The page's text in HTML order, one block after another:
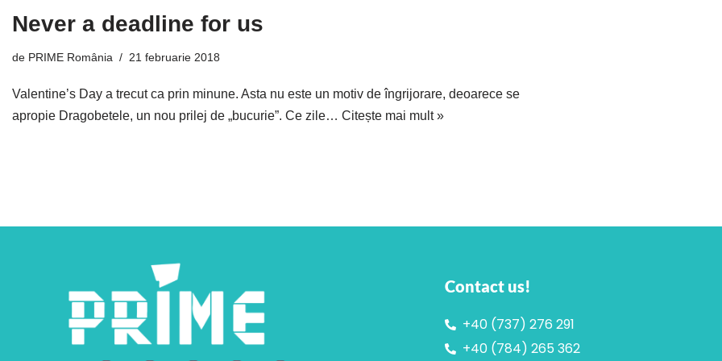
Never a deadline for us
de PRIME România 21 februarie 2018
Valentine’s Day a trecut ca prin minune. Asta nu este un motiv de îngrijorare, deoarece se
apropie Dragobetele, un nou prilej de „bucurie”. Ce zile… Citește mai mult »
Contact us!
+40 (737) 276 291
+40 (784) 265 362